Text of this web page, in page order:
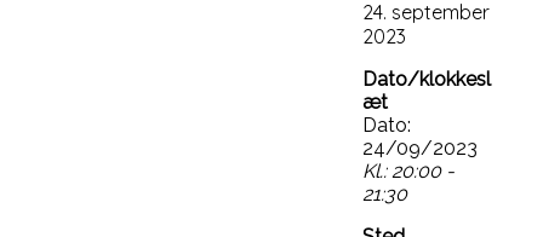
24. september
2023
Dato/klokkesl
æt
Dato:
24/09/2023
Kl.: 20:00 -
21:30